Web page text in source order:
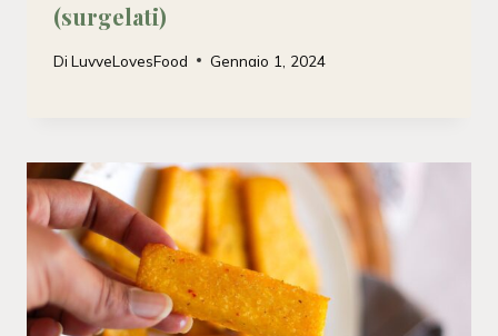
(surgelati)
Di LuvveLovesFood Gennaio 1, 2024